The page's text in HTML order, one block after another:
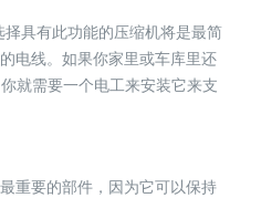
具有此功能的压缩机将是最简
电线。如果你家里或车库里还
就需要一个电工来安装它来支
重要的部件，因为它可以保持